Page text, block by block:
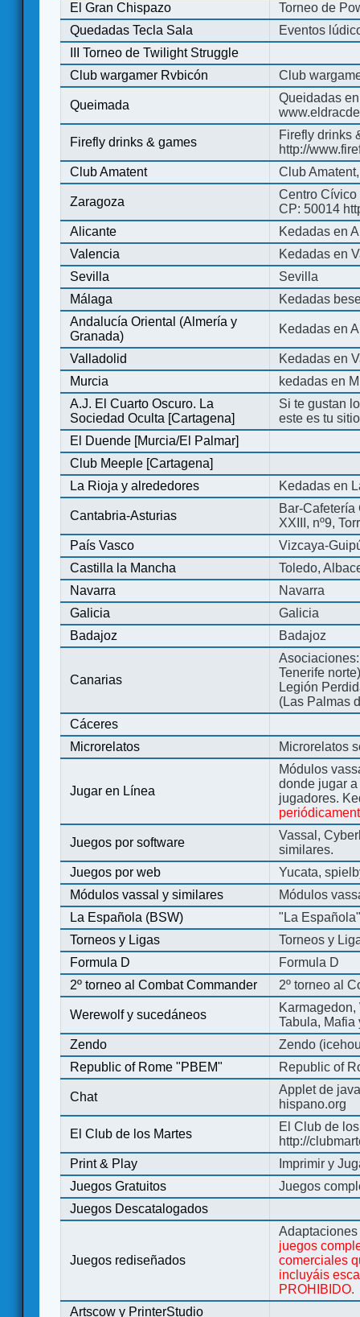
El Gran Chispazo
Torneo de
Quedadas Tecla Sala
Eventos
III Torneo de Twilight Struggle
Club wargamer Rvbicón
Club
Queimada
Queidadas
Firefly drinks & games
Firefly drinks
http://
Club Amatent
Club
Zaragoza
Centro Cívico
CP: 50014
Alicante
Kedadas en
Valencia
Kedadas en
Sevilla
Sevilla
Málaga
Kedadas
Andalucía Oriental (Almería y
Granada)
Kedadas en
Valladolid
Kedadas en
Murcia
kedadas en
A.J. El Cuarto Oscuro. La
Sociedad Oculta [Cartagena]
Si te gustan
este es tu
El Duende [Murcia/El Palmar]
Club Meeple [Cartagena]
La Rioja y alrededores
Kedadas en
Cantabria-Asturias
Bar-
XXIII, nº9,
País Vasco
Vizcaya-
Castilla la Mancha
Toledo,
Navarra
Navarra
Galicia
Galicia
Badajoz
Badajoz
Canarias
Tenerife
Legión
(Las Palmas
Cáceres
Microrelatos
Microrelatos
Jugar en Línea
Módulos
donde jugar
jugadores.
Juegos por software
Vassal,
similares.
Juegos por web
Yucata,
Módulos vassal y similares
Módulos
La Española (BSW)
"La
Torneos y Ligas
Torneos y
Formula D
Formula D
2º torneo al Combat Commander
2º torneo al
Werewolf y sucedáneos
Tabula, Mafia
Zendo
Zendo
Republic of Rome "PBEM"
Republic of
Chat
Applet de
hispano.org
El Club de los Martes
El Club de
http://
Print & Play
Imprimir y
Juegos Gratuitos
Juegos
Juegos Descatalogados
Juegos rediseñados
juegos
comerciales
incluyáis
PROHIBIDO.
Artscow y PrinterStudio